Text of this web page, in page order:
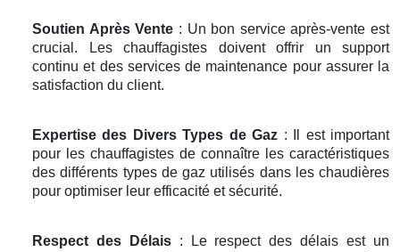
Soutien Après Vente : Un bon service après-vente est
crucial. Les chauffagistes doivent offrir un support
continu et des services de maintenance pour assurer la
satisfaction du client.
Expertise des Divers Types de Gaz : Il est important
pour les chauffagistes de connaître les caractéristiques
des différents types de gaz utilisés dans les chaudières
pour optimiser leur efficacité et sécurité.
Respect des Délais: Le respect des délais est un